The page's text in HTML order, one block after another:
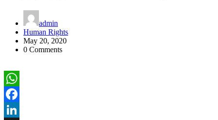
admin
Human Rights
May 20, 2020
0 Comments
WhatsApp
Facebook